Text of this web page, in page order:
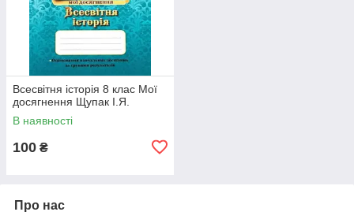
Всесвітня історія 8 клас Мої
досягнення Щупак І.Я.
В наявності
100 ₴
Про нас